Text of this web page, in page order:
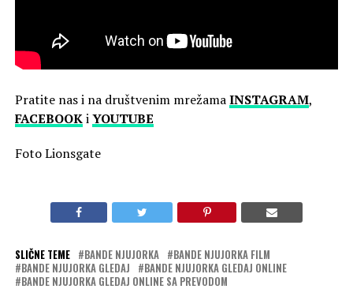
Pratite nas i na društvenim mrežamaINSTAGRAM,
FACEBOOKiYOUTUBE
Foto Lionsgate
SLIČNE TEME BANDE NJUJORKA
BANDE NJUJORKA FILM
BANDE NJUJORKA GLEDAJ
BANDE NJUJORKA GLEDAJ ONLINE
BANDE NJUJORKA GLEDAJ ONLINE SA PREVODOM